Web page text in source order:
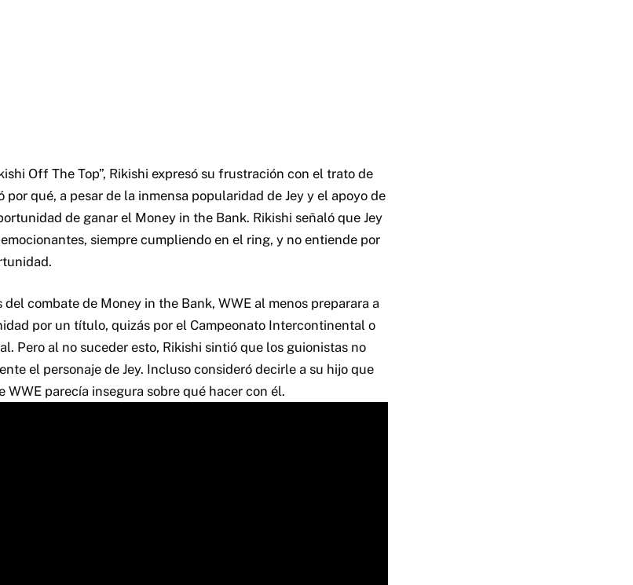
Off The Top”, Rikishi expresó su frustración con el trato de
por qué, a pesar de la inmensa popularidad de Jey y el apoyo de
de ganar el Money in the Bank. Rikishi señaló que Jey
siempre cumpliendo en el ring, y no entiende por
combate de Money in the Bank, WWE al menos preparara a
por un título, quizás por el Campeonato Intercontinental o
Pero al no suceder esto, Rikishi sintió que los guionistas no
el personaje de Jey. Incluso consideró decirle a su hijo que
WWE parecía insegura sobre qué hacer con él.